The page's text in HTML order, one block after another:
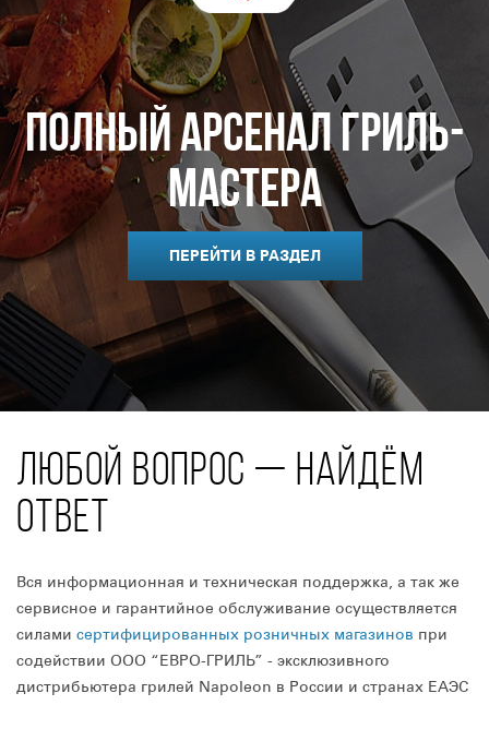
Полный арсенал гриль-
мастера
ПЕРЕЙТИ В РАЗДЕЛ
ЛЮБОЙ ВОПРОС — НАЙДЁМ
ОТВЕТ
Вся информационная и техническая поддержка, а так же
сервисное и гарантийное обслуживание осуществляется
силами сертифицированных розничных магазинов при
содействии ООО “ЕВРО-ГРИЛЬ” - эксклюзивного
дистрибьютера грилей Napoleon в России и странах ЕАЭС